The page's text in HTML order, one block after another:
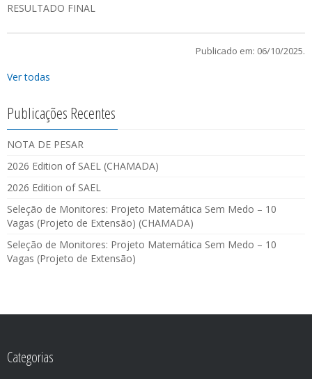
RESULTADO FINAL
Publicado em: 06/10/2025.
Ver todas
Publicações Recentes
NOTA DE PESAR
2026 Edition of SAEL (CHAMADA)
2026 Edition of SAEL
Seleção de Monitores: Projeto Matemática Sem Medo – 10
Vagas (Projeto de Extensão) (CHAMADA)
Seleção de Monitores: Projeto Matemática Sem Medo – 10
Vagas (Projeto de Extensão)
Categorias